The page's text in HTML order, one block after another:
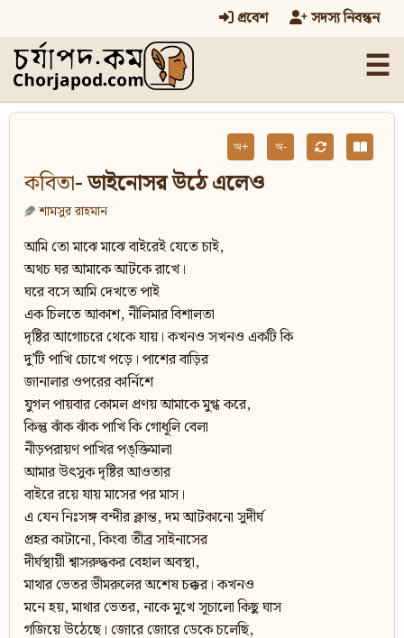
প্রবেশ সদস্য নিবন্ধন
☰
অ+ অ-
কবিতা- ডাইনোসর উঠে এলেও
শামসুর রাহমান
আমি তো মাঝে মাঝে বাইরেই যেতে চাই,
অথচ ঘর আমাকে আটকে রাখে।
ঘরে বসে আমি দেখতে পাই
এক চিলতে আকাশ, নীলিমার বিশালতা
দৃষ্টির আগোচরে থেকে যায়। কখনও সখনও একটি কি
দু’টি পাখি চোখে পড়ে। পাশের বাড়ির
জানালার ওপরের কার্নিশে
যুগল পায়বার কোমল প্রণয় আমাকে মুগ্ধ করে,
কিন্তু ঝাঁক ঝাঁক পাখি কি গোধূলি বেলা
নীড়পরায়ণ পাখির পঙ্‌ক্তিমালা
আমার উৎসুক দৃষ্টির আওতার
বাইরে রয়ে যায় মাসের পর মাস।
এ যেন নিঃসঙ্গ বন্দীর ক্লান্ত, দম আটকানো সুদীর্ঘ
প্রহর কাটানো, কিংবা তীব্র সাইনাসের
দীর্ঘস্থায়ী শ্বাসরুদ্ধকর বেহাল অবস্থা,
মাথার ভেতর ভীমরুলের অশেষ চক্কর। কখনও
মনে হয়, মাথার ভেতর, নাকে মুখে সূচালো কিছু ঘাস
গজিয়ে উঠেছে। জোরে জোরে ডেকে চলেছি,